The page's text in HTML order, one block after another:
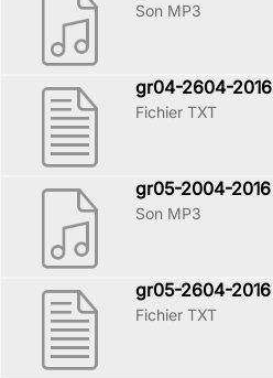
Son MP3
gr04-2604-2016
Fichier TXT
gr05-2004-2016
Son MP3
gr05-2604-2016
Fichier TXT